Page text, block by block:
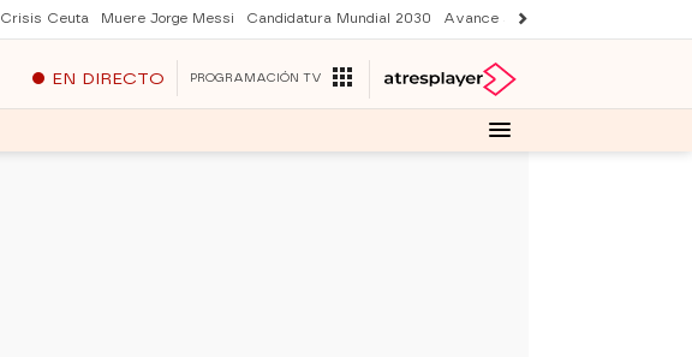
Crisis Ceuta Muere Jorge Messi Candidatura Mundial 2030 Avance Sueños de libertad
EN DIRECTO PROGRAMACIÓN TV